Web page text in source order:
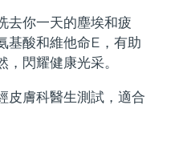
去你一天的塵埃和疲
基酸和維他命E，有助
閃耀健康光采。
皮膚科醫生測試，適合
hair removal device
toning
brush
plus
LED therapy
眼部護理
& lips
smoothing device
預計送達日期8/9/26